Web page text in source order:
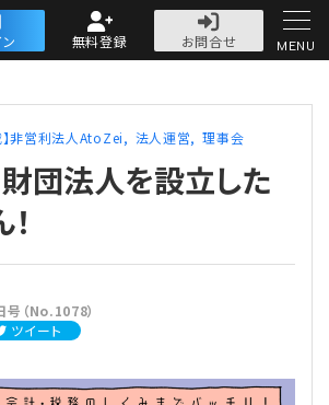
公益・一般法人オ
無料登録
お問合せ
MENU
】非営利法人AtoZei 法人運営 理事会
団法人を設立した
号（No.1078）
ツイート